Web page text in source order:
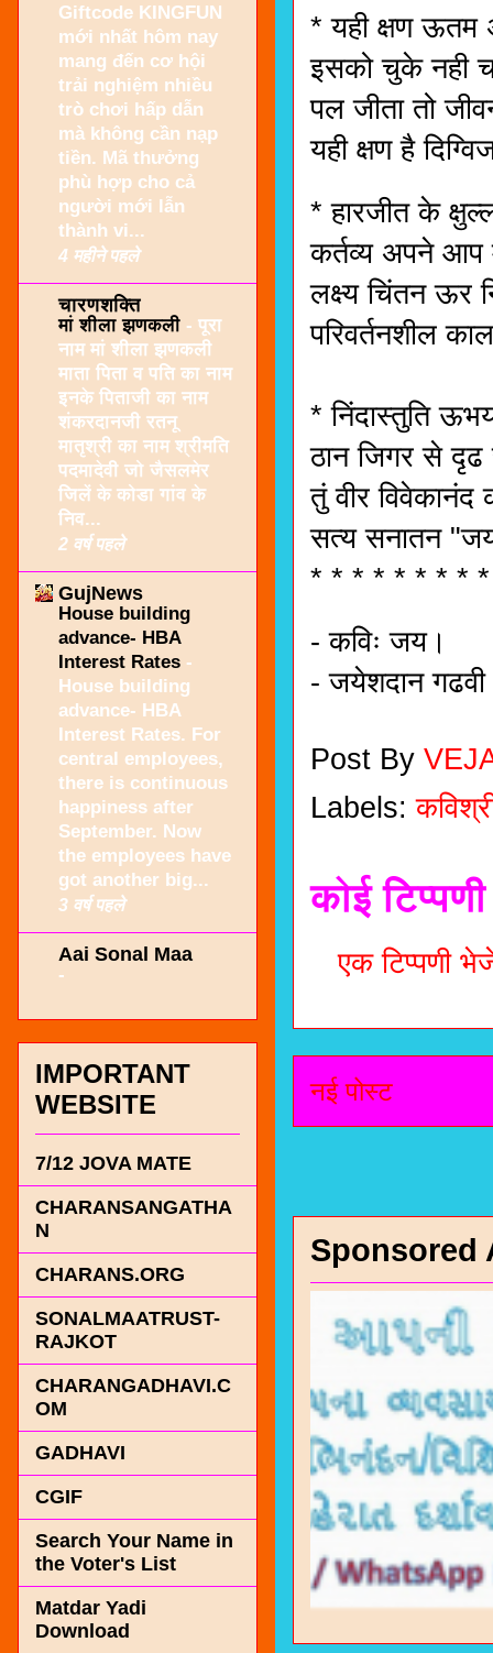
* यही क्षण ऊतम
इसको चुके नही
पल जीता तो
यही क्षण है
* हारजीत के
कर्तव्य अपने आप
लक्ष्य चिंतन ऊर
परिवर्तनशील
* निंदास्तुति
ठान जिगर से
तुं वीर विवेकानंद
सत्य सनातन
* * * * * * * *
- कविः जय।
- जयेशदान
Post By
Labels:
कोई
एक टिप्पणी
नई पोस्ट
Sponsored
Giftcode KINGFUN
mới nhất hôm nay
mang đến cơ hội
trải nghiệm nhiều
trò chơi hấp dẫn
mà không cần nạp
tiền. Mã thưởng
phù hợp cho cả
người mới lẫn
thành vi...
4 महीने पहले
चारणशक्ति
मां शीला झणकली - पूरा
नाम मां शीला झणकली
माता पिता व पति का नाम
इनके पिताजी का नाम
शंकरदानजी रतनू
मातृश्री का नाम श्रीमति
पदमादेवी जो जैसलमेर
जिलें के कोडा गांव के
निव...
2 वर्ष पहले
GujNews
House building
advance- HBA
Interest Rates -
House building
advance- HBA
Interest Rates. For
central employees,
there is continuous
happiness after
September. Now
the employees have
got another big...
3 वर्ष पहले
Aai Sonal Maa
-
IMPORTANT
WEBSITE
7/12 JOVA MATE
CHARANSANGATHA
N
CHARANS.ORG
SONALMAATRUST-
RAJKOT
CHARANGADHAVI.C
OM
GADHAVI
CGIF
Search Your Name in
the Voter's List
Matdar Yadi
Download